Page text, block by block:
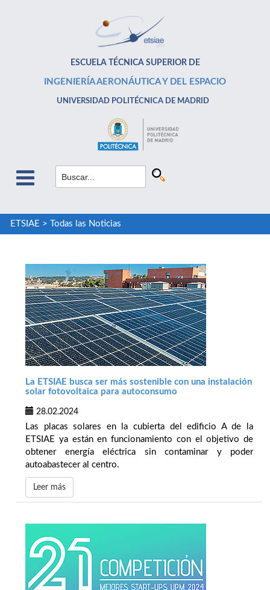
ESCUELA TÉCNICA SUPERIOR DE
INGENIERÍA AERONÁUTICA Y DEL ESPACIO
UNIVERSIDAD POLITÉCNICA DE MADRID
ETSIAE > Todas las Noticias
La ETSIAE busca ser más sostenible con una instalación
solar fotovoltaica para autoconsumo
28.02.2024
Las placas solares en la cubierta del edificio A de la
ETSIAE ya están en funcionamiento con el objetivo de
obtener energía eléctrica sin contaminar y poder
autoabastecer al centro.
Leer más